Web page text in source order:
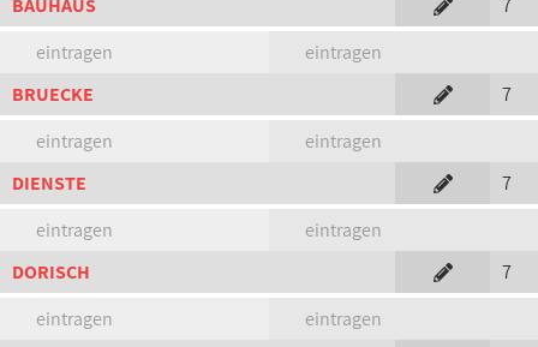
BAUHAUS
7
eintragen
eintragen
BRUECKE
7
eintragen
eintragen
DIENSTE
7
eintragen
eintragen
DORISCH
7
eintragen
eintragen